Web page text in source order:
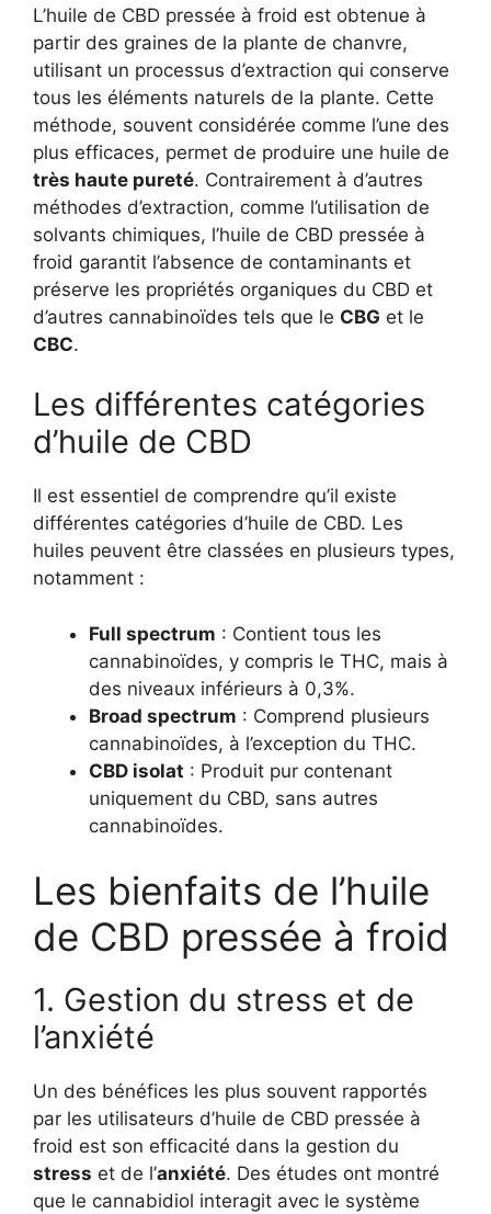
L’huile de CBD pressée à froid est obtenue à
partir des graines de la plante de chanvre,
utilisant un processus d’extraction qui conserve
tous les éléments naturels de la plante. Cette
méthode, souvent considérée comme l’une des
plus efficaces, permet de produire une huile de
très haute pureté. Contrairement à d’autres
méthodes d’extraction, comme l’utilisation de
solvants chimiques, l’huile de CBD pressée à
froid garantit l’absence de contaminants et
préserve les propriétés organiques du CBD et
d’autres cannabinoïdes tels que le CBG et le
CBC.
Les différentes catégories
d’huile de CBD
Il est essentiel de comprendre qu’il existe
différentes catégories d’huile de CBD. Les
huiles peuvent être classées en plusieurs types,
notamment :
Full spectrum : Contient tous les
cannabinoïdes, y compris le THC, mais à
des niveaux inférieurs à 0,3%.
Broad spectrum : Comprend plusieurs
cannabinoïdes, à l’exception du THC.
CBD isolat : Produit pur contenant
uniquement du CBD, sans autres
cannabinoïdes.
Les bienfaits de l’huile
de CBD pressée à froid
1. Gestion du stress et de
l’anxiété
Un des bénéfices les plus souvent rapportés
par les utilisateurs d’huile de CBD pressée à
froid est son efficacité dans la gestion du
stress et de l’anxiété. Des études ont montré
que le cannabidiol interagit avec le système